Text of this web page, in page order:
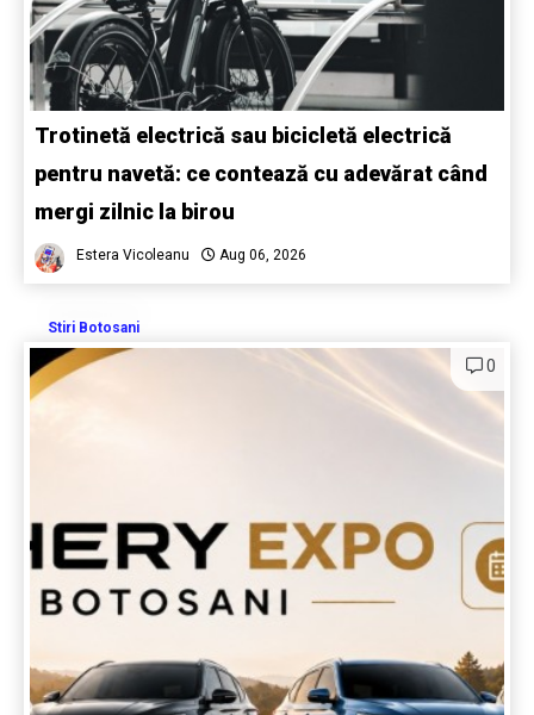
Trotinetă electrică sau bicicletă electrică
pentru navetă: ce contează cu adevărat când
mergi zilnic la birou
Estera Vicoleanu Aug 06, 2026
Stiri Botosani
0